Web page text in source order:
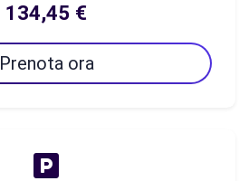
134,45 €
Prenota ora